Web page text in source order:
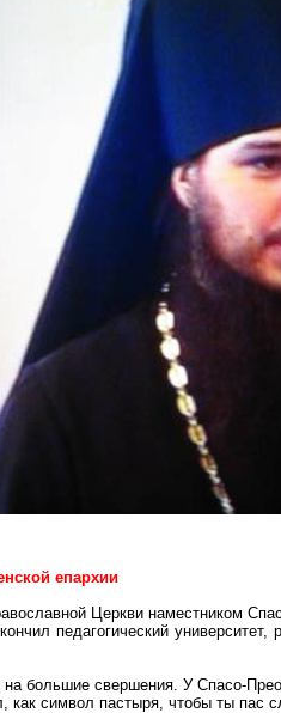
епархии
Церкви наместником
педагогический
на большие свершения. УСпасо-
как символ пастыря, чтобы ты пас